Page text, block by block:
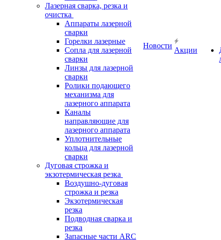
Лазерная сварка, резка и
очистка
Аппараты лазерной
сварки
Горелки лазерные
Сопла для лазерной
сварки
Линзы для лазерной
сварки
Ролики подающего
механизма для
лазерного аппарата
Каналы
направляющие для
лазерного аппарата
Уплотнительные
кольца для лазерной
сварки
Дуговая строжка и
экзотермическая резка
Воздушно-дуговая
строжка и резка
Экзотермическая
резка
Подводная сварка и
резка
Запасные части ARC
Новости
Акции